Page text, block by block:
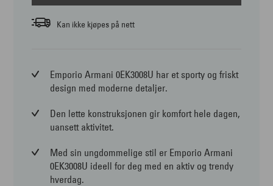
Kan ikke kjøpes på nett
Emporio Armani 0EK3008U har et sporty og friskt
design med moderne detaljer.
Den lette konstruksjonen gir komfort hele dagen,
uansett aktivitet.
Med sin ungdommelige stil er Emporio Armani
0EK3008U ideell for deg med en aktiv og trendy
hverdag.